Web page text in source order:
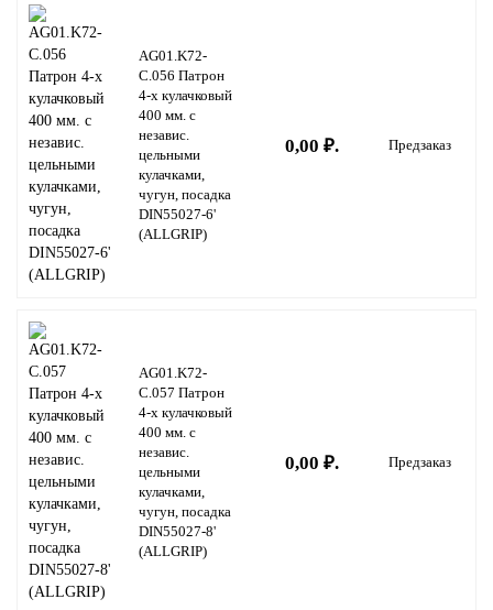
AG01.K72-
C.056 Патрон
4-х кулачковый
400 мм. с
независ.
цельными
кулачками,
чугун, посадка
DIN55027-6'
(ALLGRIP)
0,00 ₽. Предзаказ
AG01.K72-
C.057 Патрон
4-х кулачковый
400 мм. с
независ.
цельными
кулачками,
чугун, посадка
DIN55027-8'
(ALLGRIP)
0,00 ₽. Предзаказ